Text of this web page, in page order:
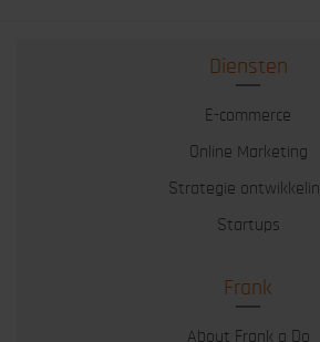
Diensten
E-commerce
Online Marketing
Strategie
Startups
Frank
About Frank a Do